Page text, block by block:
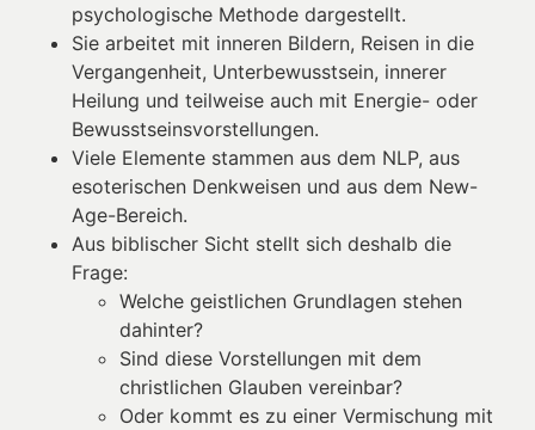
psychologische Methode dargestellt.
Sie arbeitet mit inneren Bildern, Reisen in die
Vergangenheit, Unterbewusstsein, innerer
Heilung und teilweise auch mit Energie- oder
Bewusstseinsvorstellungen.
Viele Elemente stammen aus dem NLP, aus
esoterischen Denkweisen und aus dem New-
Age-Bereich.
Aus biblischer Sicht stellt sich deshalb die
Frage:
Welche geistlichen Grundlagen stehen
dahinter?
Sind diese Vorstellungen mit dem
christlichen Glauben vereinbar?
Oder kommt es zu einer Vermischung mit